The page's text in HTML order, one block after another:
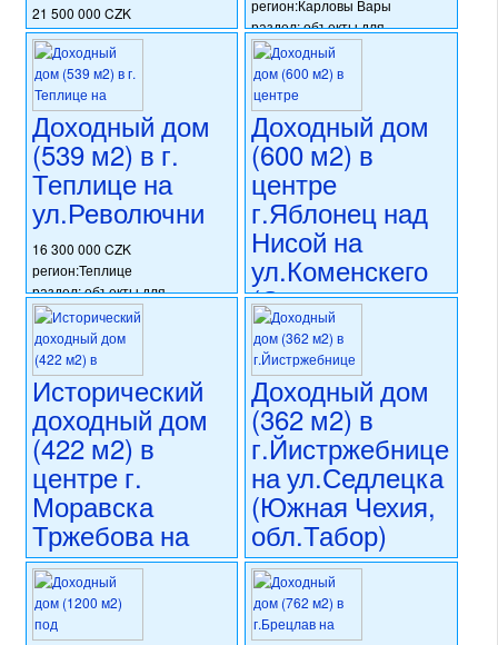
21 500 000 CZK
регион:Теплице
раздел: объекты для
коммерческого использования
состояние: требуется
частичная реконструкция
номер объекта:20779
регион:Карловы Вары
раздел: объекты для
коммерческого использования
состояние: после
реконструкции
номер объекта:20772
Доходный дом
(539 м2) в г.
Теплице на
ул.Револючни
16 300 000 CZK
регион:Теплице
раздел: объекты для
коммерческого использования
состояние: стандарт
номер объекта:
Доходный дом
(600 м2) в
центре
г.Яблонец над
Нисой на
ул.Коменскего
(Северо-
Восточная
Чехия)
22 880 000 CZK
регион:Северо-Восточная
Чехия
раздел: объекты для
коммерческого использования
состояние: стандарт
номер объекта:
20743
Исторический
доходный дом
(422 м2) в
центре г.
Моравска
Тржебова на
намнести
Т.Г.Масарика
(Восточная
Доходный дом
(362 м2) в
г.Йистржебнице
на ул.Седлецка
(Южная Чехия,
обл.Табор)
16 900 000 CZK
регион:Южная Чехия
раздел: объекты для
коммерческого использования